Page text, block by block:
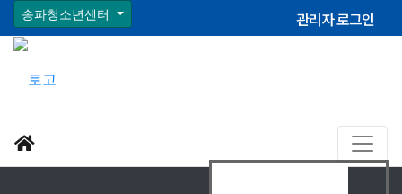
송파청소년센터 관리자 로그인